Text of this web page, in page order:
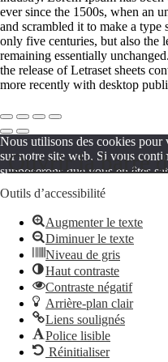
ever since the 1500s, when an
and scrambled it to make a
only five centuries, but also the
remaining essentially
the release of Letraset sheets
more recently with desktop
Ouvrir la barre
Outils d’accessibilité
Augmenter le texte
Diminuer le texte
Niveau de gris
Haut contraste
Contraste négatif
Arrière-plan clair
Liens soulignés
Police lisible
Réinitialiser
Nous utilisons des cookies pour
sur notre site web. Si vous
supposerons que vous en êtes
Politique de confidentialité